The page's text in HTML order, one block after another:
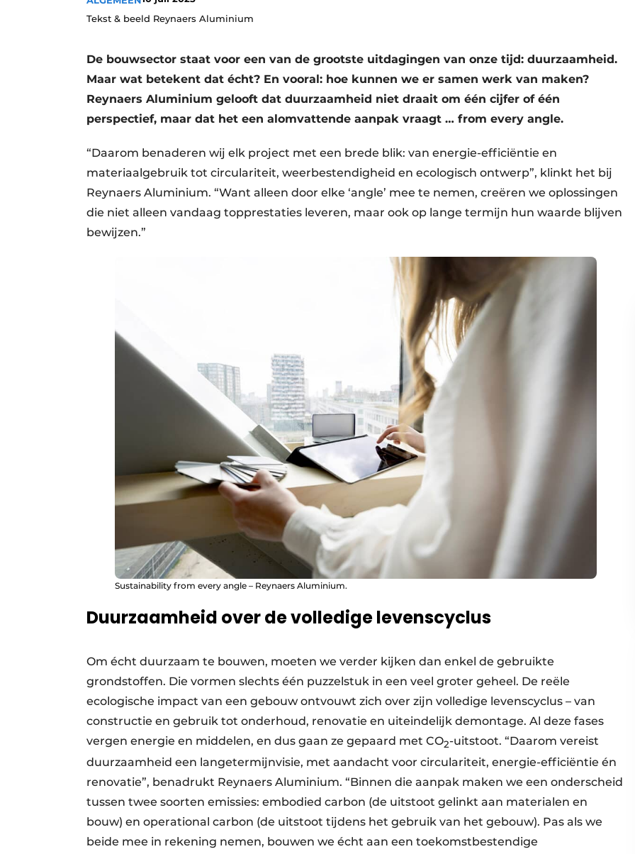
Vacature aanmelden
Video’s
Bedrijven
Contact
Tekst & beeld Reynaers Aluminium
De bouwsector staat voor een van de grootste uitdagingen van onze tijd: duurzaamheid.
Maar wat betekent dat écht? En vooral: hoe kunnen we er samen werk van maken?
Reynaers Aluminium gelooft dat duurzaamheid niet draait om één cijfer of één
perspectief, maar dat het een alomvattende aanpak vraagt … from every angle.
“Daarom benaderen wij elk project met een brede blik: van energie-efficiëntie en
materiaalgebruik tot circulariteit, weerbestendigheid en ecologisch ontwerp”, klinkt het bij
Reynaers Aluminium. “Want alleen door elke ‘angle’ mee te nemen, creëren we oplossingen
die niet alleen vandaag topprestaties leveren, maar ook op lange termijn hun waarde blijven
bewijzen.”
Sustainability from every angle – Reynaers Aluminium.
Duurzaamheid over de volledige levenscyclus
Om écht duurzaam te bouwen, moeten we verder kijken dan enkel de gebruikte
grondstoffen. Die vormen slechts één puzzelstuk in een veel groter geheel. De reële
ecologische impact van een gebouw ontvouwt zich over zijn volledige levenscyclus – van
constructie en gebruik tot onderhoud, renovatie en uiteindelijk demontage. Al deze fases
vergen energie en middelen, en dus gaan ze gepaard met CO2-uitstoot. “Daarom vereist
duurzaamheid een langetermijnvisie, met aandacht voor circulariteit, energie-efficiëntie én
renovatie”, benadrukt Reynaers Aluminium. “Binnen die aanpak maken we een onderscheid
tussen twee soorten emissies: embodied carbon (de uitstoot gelinkt aan materialen en
bouw) en operational carbon (de uitstoot tijdens het gebruik van het gebouw). Pas als we
beide mee in rekening nemen, bouwen we écht aan een toekomstbestendige